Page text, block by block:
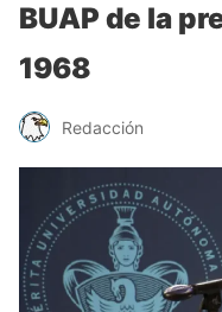
BUAP de la
1968
Redacción